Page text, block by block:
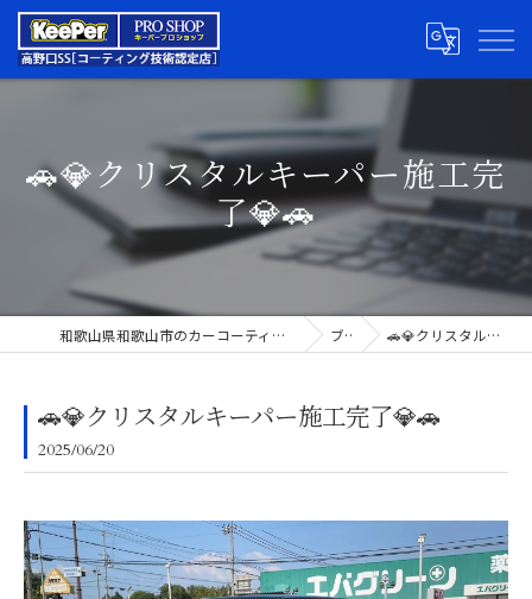
🚗💎クリスタルキーパー施工完
了💎🚗
和歌山県和歌山市のカーコーティングならキーパープロショップ高野口SS ブログ 🚗💎クリスタルキーパー施工完了💎🚗
🚗💎クリスタルキーパー施工完了💎🚗
2025/06/20